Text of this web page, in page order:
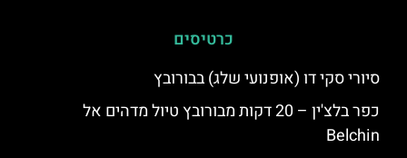
כרטיסים
סיורי סקי דו (אופנועי שלג) בבורובץ
כפר בלצ'ין – 20 דקות מבורובץ טיול מדהים אל
Belchin